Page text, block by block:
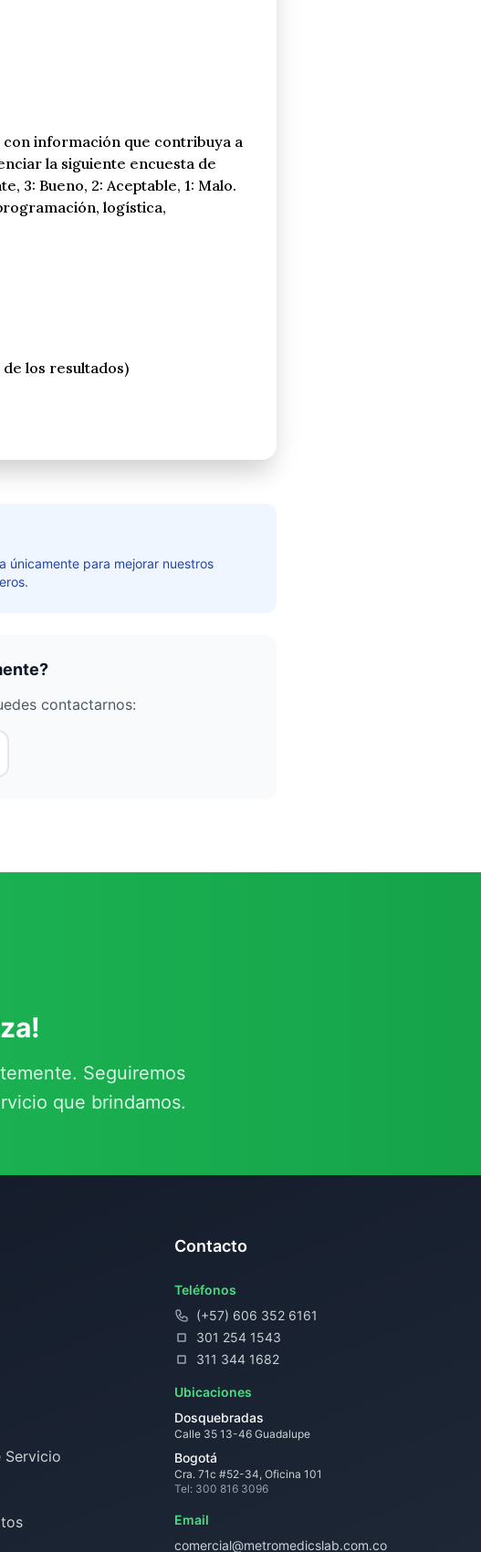
únicamente para mejorar nuestros
contactarnos:
Seguiremos
que brindamos.
Servicio
Contacto
Teléfonos
(+57) 606 352 6161
301 254 1543
311 344 1682
Ubicaciones
Dosquebradas
Calle 35 13-46 Guadalupe
Bogotá
Cra. 71c #52-34, Oficina 101
Tel: 300 816 3096
Email
comercial@metromedicslab.com.co